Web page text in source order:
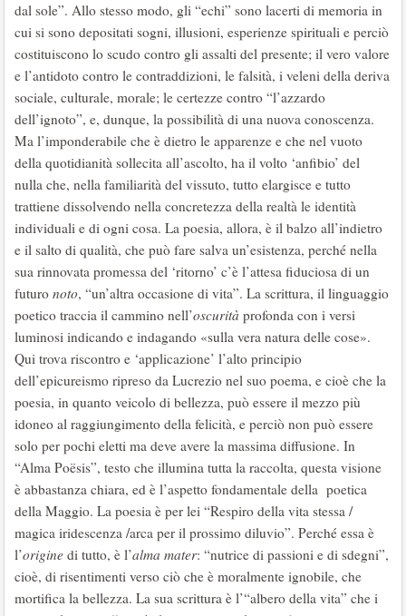
dal sole”. Allo stesso modo, gli “echi” sono lacerti di memoria in
cui si sono depositati sogni, illusioni, esperienze spirituali e perciò
costituiscono lo scudo contro gli assalti del presente; il vero valore
e l’antidoto contro le contraddizioni, le falsità, i veleni della deriva
sociale, culturale, morale; le certezze contro “l’azzardo
dell’ignoto”, e, dunque, la possibilità di una nuova conoscenza.
Ma l’imponderabile che è dietro le apparenze e che nel vuoto
della quotidianità sollecita all’ascolto, ha il volto ‘anfibio’ del
nulla che, nella familiarità del vissuto, tutto elargisce e tutto
trattiene dissolvendo nella concretezza della realtà le identità
individuali e di ogni cosa. La poesia, allora, è il balzo all’indietro
e il salto di qualità, che può fare salva un’esistenza, perché nella
sua rinnovata promessa del ‘ritorno’ c’è l’attesa fiduciosa di un
futuro noto, “un’altra occasione di vita”. La scrittura, il linguaggio
poetico traccia il cammino nell’oscurità profonda con i versi
luminosi indicando e indagando «sulla vera natura delle cose».
Qui trova riscontro e ‘applicazione’ l’alto principio
dell’epicureismo ripreso da Lucrezio nel suo poema, e cioè che la
poesia, in quanto veicolo di bellezza, può essere il mezzo più
idoneo al raggiungimento della felicità, e perciò non può essere
solo per pochi eletti ma deve avere la massima diffusione. In
“Alma Poësis”, testo che illumina tutta la raccolta, questa visione
è abbastanza chiara, ed è l’aspetto fondamentale della poetica
della Maggio. La poesia è per lei “Respiro della vita stessa /
magica iridescenza /arca per il prossimo diluvio”. Perché essa è
l’origine di tutto, è l’alma mater: “nutrice di passioni e di sdegni”,
cioè, di risentimenti verso ciò che è moralmente ignobile, che
mortifica la bellezza. La sua scrittura è l’“albero della vita” che i